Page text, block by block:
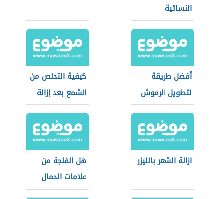
النسائية
أفضل طريقة
لتطويل الرموش
كيفية التخلص من
الشمع بعد إزالة
الشعر
ازالة الشعر بالليزر
هل الفلجة من
علامات الجمال